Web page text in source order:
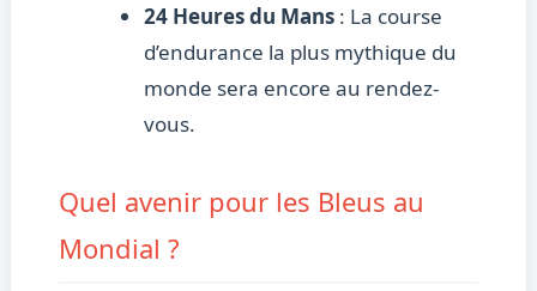
24 Heures du Mans: La course
d’endurance la plus mythique du
monde sera encore au rendez-
vous.
Quel avenir pour les Bleus au
Mondial ?